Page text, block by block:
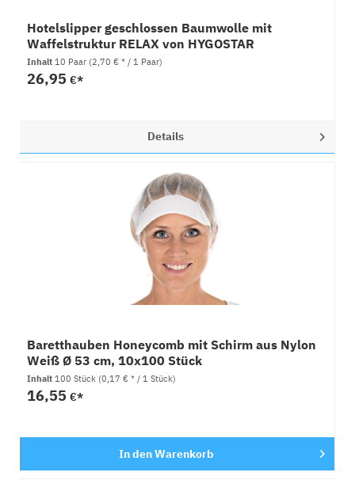
Hotelslipper geschlossen Baumwolle mit
Waffelstruktur RELAX von HYGOSTAR
Inhalt10 Paar (2,70 € * / 1 Paar)
26,95€*
Details
Baretthauben Honeycomb mit Schirm aus Nylon
Weiß Ø 53 cm, 10x100 Stück
Inhalt100 Stück (0,17 € * / 1 Stück)
16,55€*
In denWarenkorb